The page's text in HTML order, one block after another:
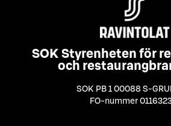
SOK Styrenheten för
och
SOK PB 1 00088 S-
FO-nummer